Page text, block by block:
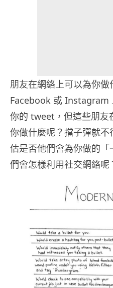
朋友在網絡上可以為你
Facebook 或 Instagram
你的 tweet，但這些朋友
你做什麼呢？擋子彈就
估是否他們會為你做的
們會怎樣利用社交網絡呢